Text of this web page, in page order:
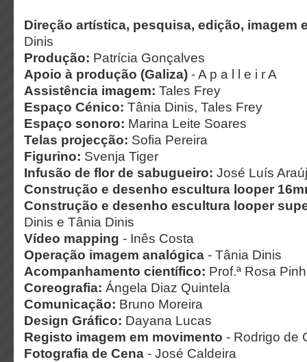
Direção artística, pesquisa, edição, imagem
Dinis
Produção: Patrícia Gonçalves
Apoio à produção (Galiza) - A p a l l e i r A
Assistência imagem: Tales Frey
Espaço Cénico: Tânia Dinis, Tales Frey
Espaço sonoro: Marina Leite Soares
Telas projecção: Sofia Pereira
Figurino: Svenja Tiger
Infusão de flor de sabugueiro: José Luís
Construção e desenho escultura looper
Construção e desenho escultura looper
Dinis e Tânia Dinis
Vídeo mapping - Inês Costa
Operação imagem analógica - Tânia Dinis
Acompanhamento científico: Prof.ª Rosa
Coreografia: Ángela Diaz Quintela
Comunicação: Bruno Moreira
Design Gráfico: Dayana Lucas
Registo imagem em movimento - Rodrigo de
Fotografia de Cena - José Caldeira